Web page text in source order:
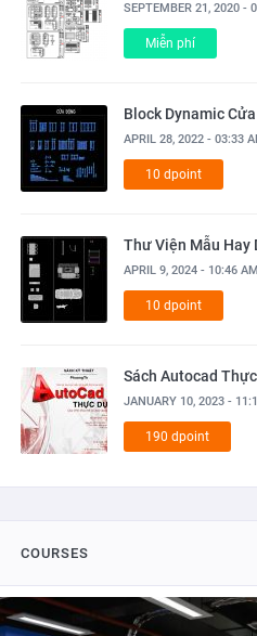
SEPTEMBER 21, 2020 -
Miễn phí
Block Dynamic Cửa
APRIL 28, 2022 - 03:33
10 dpoint
Thư Viện Mẫu Hay
APRIL 9, 2024 - 10:46 AM
10 dpoint
Sách Autocad
JANUARY 10, 2023 -
190 dpoint
COURSES